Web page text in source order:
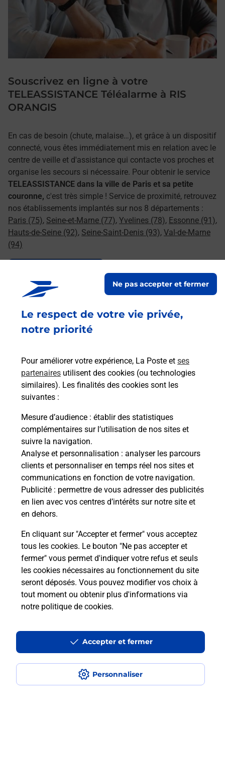
Le respect de votre vie privée,
notre priorité
Pour améliorer votre expérience, La Poste et ses
partenaires utilisent des cookies (ou technologies
similaires). Les finalités des cookies sont les
suivantes :
Mesure d’audience : établir des statistiques
complémentaires sur l’utilisation de nos sites et
suivre la navigation.
Analyse et personnalisation : analyser les parcours
clients et personnaliser en temps réel nos sites et
communications en fonction de votre navigation.
Publicité : permettre de vous adresser des publicités
en lien avec vos centres d’intérêts sur notre site et
en dehors.
En cliquant sur "Accepter et fermer" vous acceptez
tous les cookies. Le bouton "Ne pas accepter et
fermer" vous permet d'indiquer votre refus et seuls
les cookies nécessaires au fonctionnement du site
seront déposés. Vous pouvez modifier vos choix à
tout moment ou obtenir plus d'informations via
notre politique de cookies.
Personnaliser
Ne pas accepter et fermer
Accepter et fermer
Souscrivez en ligne à votre
TELEASSISTANCE Téléalarme à RIS
ORANGIS
En cas de besoin (chute, malaise…), et grâce à un dispositif
connecté, vous êtes immédiatement mis en relation avec le
centre de veille et d'assistance qui contacte vos proches et
organise les secours si nécessaire. Pour obtenir le service
TELEASSISTANCE dans la ville de Paris et sa petite
couronne, c'est très simple ! Service de proximité, retrouvez
nos établissements implantés sur nos 8 départements :
Paris (75), Seine-et-Marne (77), Yvelines (78), Essonne (91),
Hauts-de-Seine (92), Seine-Saint-Denis (93), Val-de-Marne
(94)
Services
Acheter un iPhone neuf ou reconditionné
Vous recherchez un smartphone pas cher proche
de chez vous ? Découvrez notre offre de
téléphones iPhone Apple dans vos bureaux de
En savoir plus
Questions fréquemment posées
La téléassistance classique avec